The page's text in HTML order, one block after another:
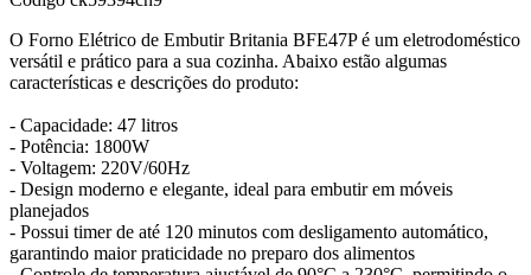
O Forno Elétrico de Embutir Britania BFE47P é um eletrodoméstico
versátil e prático para a sua cozinha. Abaixo estão algumas
características e descrições do produto:
- Capacidade: 47 litros
- Potência: 1800W
- Voltagem: 220V/60Hz
- Design moderno e elegante, ideal para embutir em móveis
planejados
- Possui timer de até 120 minutos com desligamento automático,
garantindo maior praticidade no preparo dos alimentos